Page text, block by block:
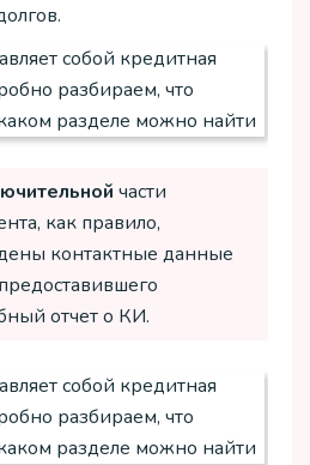
части
как правило,
контактные данные
отчет о КИ.